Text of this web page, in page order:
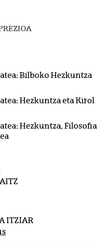
Bilboko Hezkuntza
Hezkuntza eta Kirol
Hezkuntza, Filosofia
ITZIAR